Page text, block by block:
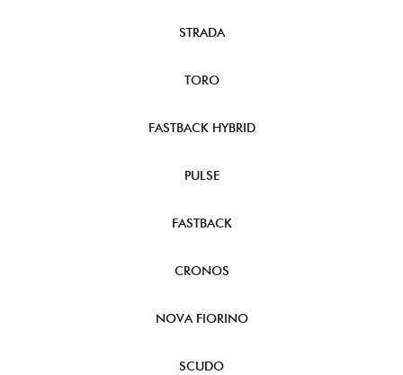
STRADA
TORO
FASTBACK HYBRID
PULSE
FASTBACK
CRONOS
NOVA FIORINO
SCUDO